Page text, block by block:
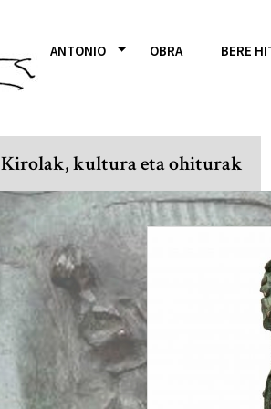
ANTONIO OBRA BERE
Kirolak, kultura eta ohiturak